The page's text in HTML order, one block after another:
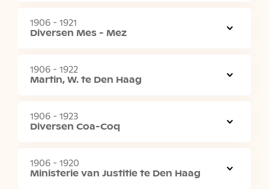
1906 - 1921
Diversen Mes - Mez
1906 - 1922
Martin, W. te Den Haag
1906 - 1923
Diversen Coa-Coq
1906 - 1920
Ministerie van Justitie te Den Haag